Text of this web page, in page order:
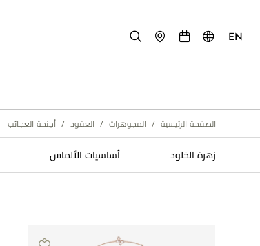
EN
الصفحة الرئيسية / المجوهرات / العقود / أجنحة العجائب
زهرة الخلود​ أساسيات الألماس